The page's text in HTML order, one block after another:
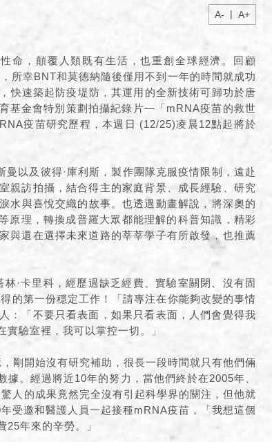
A- | A+
命，顛覆人類既有生活，也重創全球經濟。回顧
所幸BNT和莫德納隨後僅用不到一年的時間就成功
快速築起防疫堤防，其運用的全新技術可歸功於唐
基金會特別策劃拍攝紀錄片—「mRNA疫苗的救世
疫苗研究歷程，本週日 (12/25)凌晨12點起將於
以及彼得·庫利斯，製作團隊克服疫情限制，遠赴
親訪拍攝，結合得主的家庭背景、成長經驗、研究
水與喜悅交織的故事。也透過動畫解說，將深奧的
原理，轉換成普羅大眾都能理解的科普知識，精彩
與還在選擇未來道路的莘莘學子有所啟發，也推薦
·卡里科，經歷過缺乏經費、實驗室關閉、沒有固
的第一份穩定工作！「請專注在你能夠改變的事情
：「不要只看表面，如果只看表面，人們會覺得我
驗室裡，我可以掌控一切。」
剛開始沒有研究補助，很長一段時間就只有他們倆
。經過將近10年的努力，當他們終於在2005年、
人的成果竟然完全沒有引起科學界的關注，但他就
受邀和醫護人員一起接種mRNA疫苗，「我想這個
年來的辛勞。」